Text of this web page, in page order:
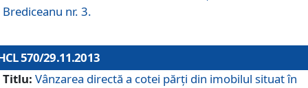
Brediceanu nr. 3.
570/29.11.2013
Titlu: Vânzarea directă a cotei părţi din imobilul situat în